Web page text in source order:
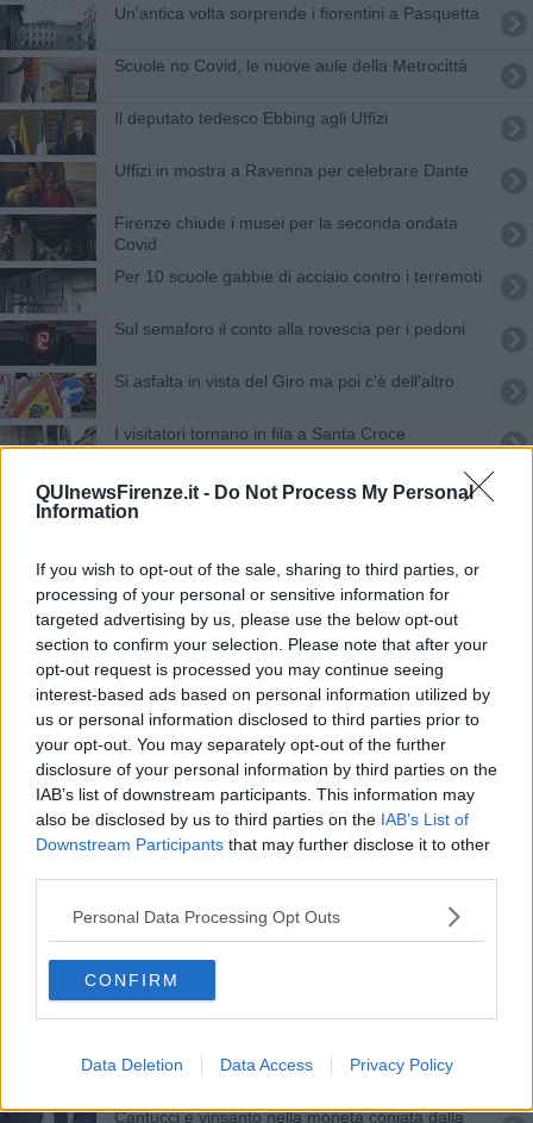
QUInewsFirenze.it - Do Not Process My Personal
Information
If you wish to opt-out of the sale, sharing to third parties, or
processing of your personal or sensitive information for
targeted advertising by us, please use the below opt-out
section to confirm your selection. Please note that after your
opt-out request is processed you may continue seeing
interest-based ads based on personal information utilized by
us or personal information disclosed to third parties prior to
your opt-out. You may separately opt-out of the further
disclosure of your personal information by third parties on the
IAB’s list of downstream participants. This information may
also be disclosed by us to third parties on the IAB’s List of
Downstream Participants that may further disclose it to other
Personal Data Processing Opt Outs
CONFIRM
Data Deletion Data Access Privacy Policy
Un'antica volta sorprende i fiorentini a Pasquetta
Scuole no Covid, le nuove aule della Metrocittà
Il deputato tedesco Ebbing agli Uffizi
Uffizi in mostra a Ravenna per celebrare Dante
Firenze chiude i musei per la seconda ondata
Covid
Per 10 scuole gabbie di acciaio contro i terremoti
Sul semaforo il conto alla rovescia per i pedoni
Si asfalta in vista del Giro ma poi c'è dell'altro
I visitatori tornano in fila a Santa Croce
Estate di grandi lavori nelle scuole fiorentine
Turisti in Duomo solo col Green Pass
Strade in cantiere, tutti i divieti per le auto
Frammenti di pietra cadono dalla Cupola del
Brunelleschi
Musei gratis per i residenti, cosa c'è da vedere
Riaprono le scuole, ecco il piano anti traffico
Allacci e ciclabile, tutti i cantieri in apertura
Comune, chiusure in ponte tra Aprile e Maggio
Annunziata, nel restauro spunta il tocco del Gaddi
Test sulla salute, chiude la Cupola del
Cantucci e vinsanto nella moneta coniata dalla